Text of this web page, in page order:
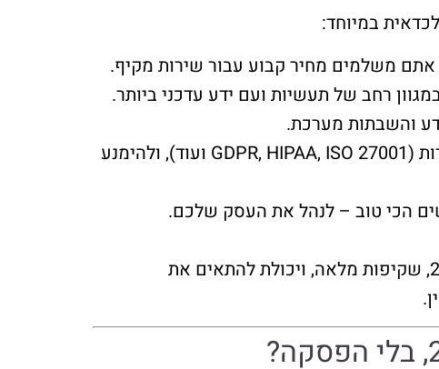
אתם משלמים מחיר קבוע עבור שירות מקיף.
רחב של תעשיות ועם ידע עדכני ביותר.
והשבתות מערכת.
מומחי MSS יכולים לסייע לכם לעמוד בדרישות תאימות מחמירות (GDPR, HIPAA, ISO 27001 ועוד), ולהימנע
הכי טוב – לנהל את העסק שלכם.
ת: חפשו ניסיון מוכח (כמו עשרות שנים בתעשייה), צוות מומחים מגוון, SOC מתקדם ופעיל 24/7, שקיפות מלאה, ויכולת להתאים את